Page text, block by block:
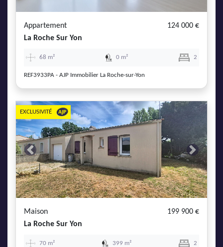
Appartement
124 000 €
La Roche Sur Yon
68 m² 0 m² 2
REF3933PA - AJP Immobilier La Roche-sur-Yon
Previous Next
EXCLUSIVITÉ
Maison
199 900 €
La Roche Sur Yon
70 m² 399 m² 2